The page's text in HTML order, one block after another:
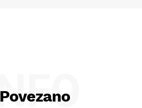
Povezano
INFO